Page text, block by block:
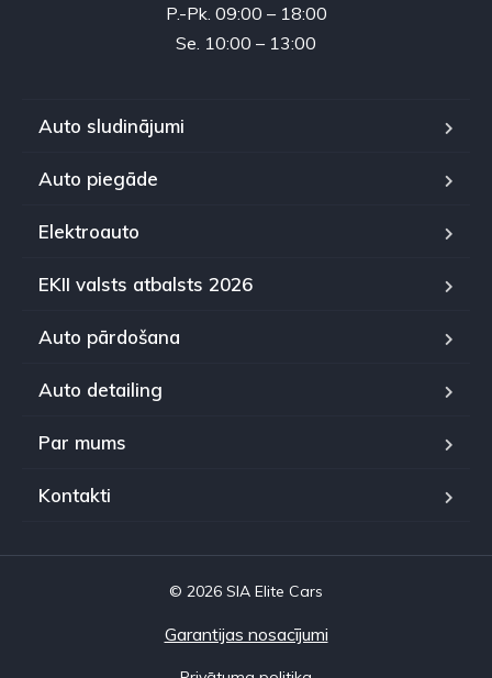
P.-Pk. 09:00 – 18:00
Se. 10:00 – 13:00
Auto sludinājumi
Auto piegāde
Elektroauto
EKII valsts atbalsts 2026
Auto pārdošana
Auto detailing
Par mums
Kontakti
© 2026 SIA Elite Cars
Garantijas nosacījumi